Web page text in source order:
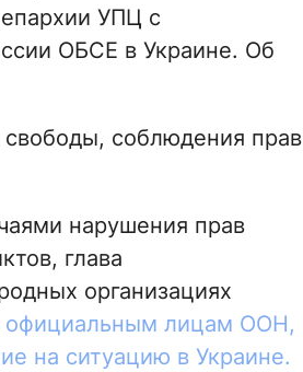
УПЦ с
ОБСЕ в Украине. Об
соблюдения прав
нарушения прав
глава
организациях
официальным лицам ООН,
на ситуацию в Украине.